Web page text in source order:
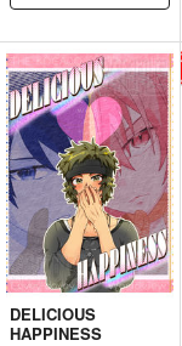
DELICIOUS
HAPPINESS